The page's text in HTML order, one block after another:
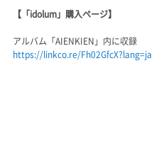
【「idolum」購入ページ】
アルバム「AIENKIEN」内に収録
https://linkco.re/Fh02GfcX?lang=ja